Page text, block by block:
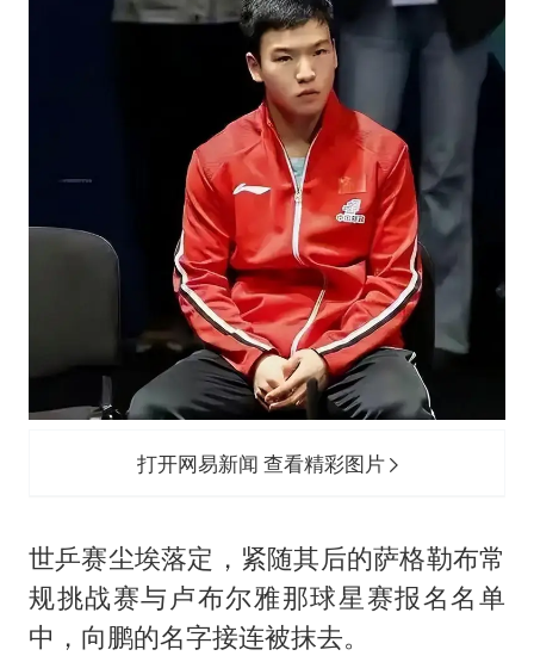
打开网易新闻 查看精彩图片
世乒赛尘埃落定，紧随其后的萨格勒布常
规挑战赛与卢布尔雅那球星赛报名名单
中，向鹏的名字接连被抹去。